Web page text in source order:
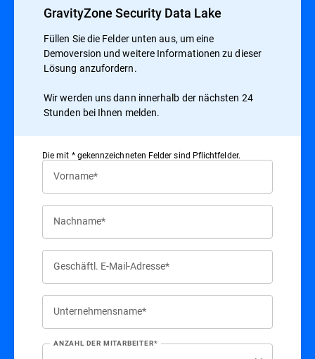
GravityZone Security Data Lake
Füllen Sie die Felder unten aus, um eine
Demoversion und weitere Informationen zu dieser
Lösung anzufordern.
Wir werden uns dann innerhalb der nächsten 24
Stunden bei Ihnen melden.
Die mit * gekennzeichneten Felder sind Pflichtfelder.
Vorname*
Nachname*
Geschäftl. E-Mail-Adresse*
Unternehmensname*
ANZAHL DER MITARBEITER*